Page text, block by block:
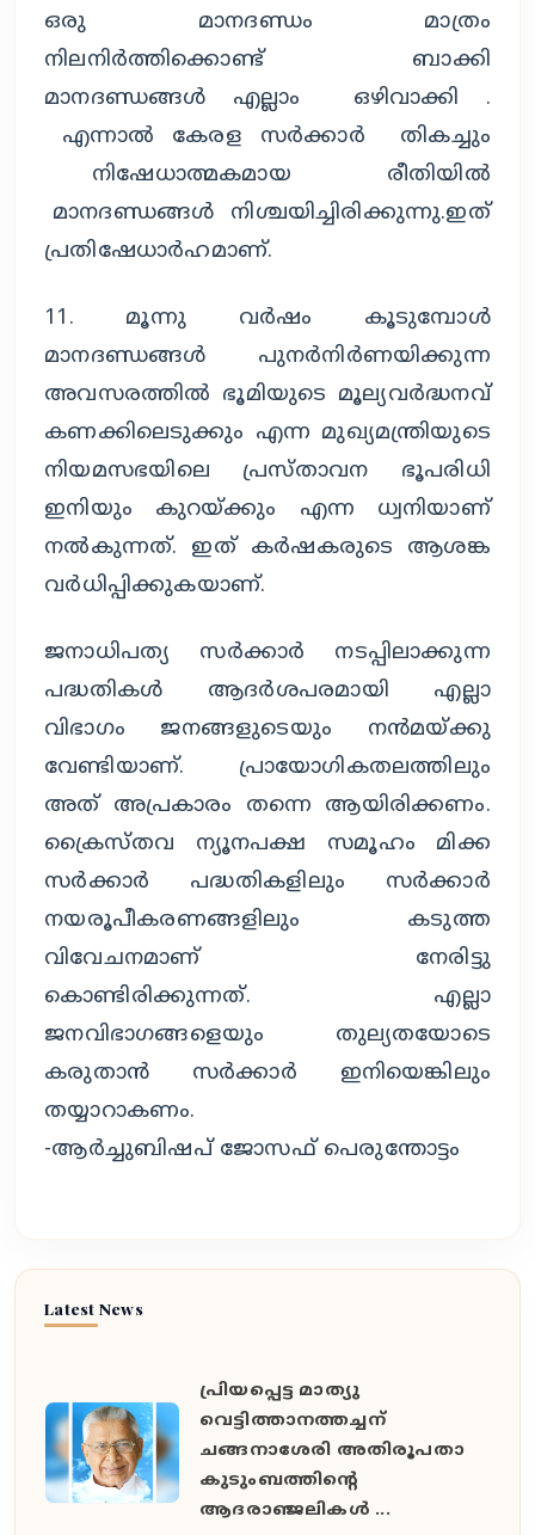
ഒരു മാനദണ്ഡം മാത്രം
നിലനിർത്തിക്കൊണ്ട് ബാക്കി
മാനദണ്ഡങ്ങൾ എല്ലാം ഒഴിവാക്കി .
എന്നാൽ കേരള സർക്കാർ തികച്ചും
നിഷേധാത്മകമായ രീതിയിൽ
മാനദണ്ഡങ്ങൾ നിശ്ചയിച്ചിരിക്കുന്നു.ഇത്
പ്രതിഷേധാർഹമാണ്.
11. മൂന്നു വർഷം കൂടുമ്പോൾ
മാനദണ്ഡങ്ങൾ പുനർനിർണയിക്കുന്ന
അവസരത്തിൽ ഭൂമിയുടെ മൂല്യവർദ്ധനവ്
കണക്കിലെടുക്കും എന്ന മുഖ്യമന്ത്രിയുടെ
നിയമസഭയിലെ പ്രസ്താവന ഭൂപരിധി
ഇനിയും കുറയ്ക്കും എന്ന ധ്വനിയാണ്
നൽകുന്നത്. ഇത് കർഷകരുടെ ആശങ്ക
വർധിപ്പിക്കുകയാണ്.
ജനാധിപത്യ സർക്കാർ നടപ്പിലാക്കുന്ന
പദ്ധതികൾ ആദർശപരമായി എല്ലാ
വിഭാഗം ജനങ്ങളുടെയും നൻമയ്ക്കു
വേണ്ടിയാണ്. പ്രായോഗികതലത്തിലും
അത് അപ്രകാരം തന്നെ ആയിരിക്കണം.
ക്രൈസ്തവ ന്യൂനപക്ഷ സമൂഹം മിക്ക
സർക്കാർ പദ്ധതികളിലും സർക്കാർ
നയരൂപീകരണങ്ങളിലും കടുത്ത
വിവേചനമാണ് നേരിട്ടു
കൊണ്ടിരിക്കുന്നത്. എല്ലാ
ജനവിഭാഗങ്ങളെയും തുല്യതയോടെ
കരുതാൻ സർക്കാർ ഇനിയെങ്കിലും
തയ്യാറാകണം.
-ആർച്ചുബിഷപ് ജോസഫ് പെരുന്തോട്ടം
Latest News
പ്രിയപ്പെട്ട മാത്യു
വെട്ടിത്താനത്തച്ചന്
ചങ്ങനാശേരി അതിരൂപതാ
കുടുംബത്തിന്റെ
ആദരാഞ്ജലികൾ ...